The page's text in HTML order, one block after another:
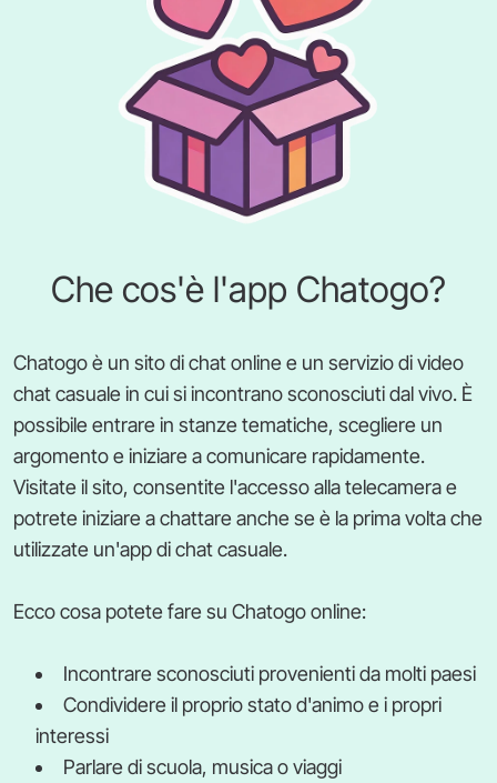
Che cos'è l'app Chatogo?
Chatogo è un sito di chat online e un servizio di video
chat casuale in cui si incontrano sconosciuti dal vivo. È
possibile entrare in stanze tematiche, scegliere un
argomento e iniziare a comunicare rapidamente.
Visitate il sito, consentite l'accesso alla telecamera e
potrete iniziare a chattare anche se è la prima volta che
utilizzate un'app di chat casuale.
Ecco cosa potete fare su Chatogo online:
Incontrare sconosciuti provenienti da molti paesi
Condividere il proprio stato d'animo e i propri
interessi
Parlare di scuola, musica o viaggi